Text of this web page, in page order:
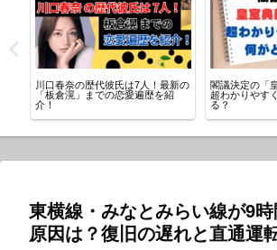
川口春奈の歴代彼氏は7人！最新の
「板倉滉」までの恋愛遍歴を紹
介！
閣議決定の「
超わかりやす
る？
東横線・みなとみらい線が9時
原因は？復旧の遅れと直通運